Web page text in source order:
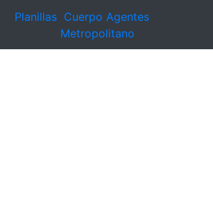
Planillas Cuerpo Agentes
Metropolitano